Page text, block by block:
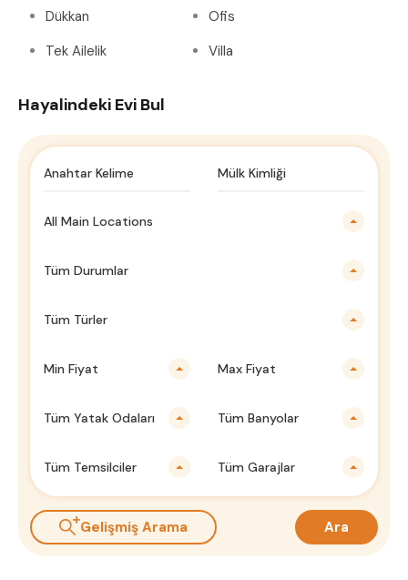
Dükkan
Ofis
Tek Ailelik
Villa
Hayalindeki Evi Bul
All Main Locations
Tüm Durumlar
Tüm Türler
Min Fiyat Max Fiyat
Tüm Yatak Odaları Tüm Banyolar
Tüm Temsilciler Tüm Garajlar
Gelişmiş Arama Ara